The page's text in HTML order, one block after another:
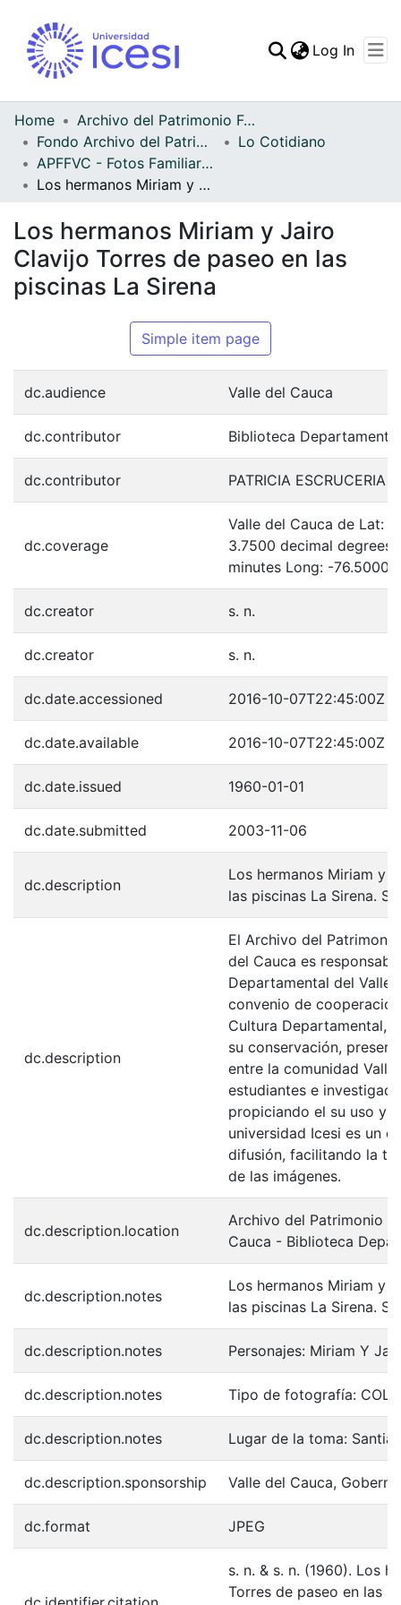
Statistics
Log In
Home
Archivo del Patrimonio Fotográfico y Fílmico del Valle del Cauca
Fondo Archivo del Patrimonio Fotográfico y Fílmico del Valle del Cauca
Lo Cotidiano
APFFVC - Fotos Familiares - Patrimonial
Los hermanos Miriam y Jairo Clavijo Torres de paseo en las piscinas La Sirena
Los hermanos Miriam y Jairo
Clavijo Torres de paseo en las
piscinas La Sirena
Simple item page
dc.audience Valle del Cauca
dc.contributor Biblioteca
dc.contributor PATRICIA ESCRUCERIA
dc.coverage
Valle del Cauca de Lat:
3.7500 decimal degrees
minutes Long: -76.5000
dc.creator s. n.
dc.creator s. n.
dc.date.accessioned 2016-10-07T22:45:00Z
dc.date.available 2016-10-07T22:45:00Z
dc.date.issued 1960-01-01
dc.date.submitted 2003-11-06
dc.description
Los hermanos Miriam y
las piscinas La Sirena.
dc.description
El Archivo del
del Cauca es
Departamental del Valle
convenio de
Cultura Departamental,
su conservación,
entre la comunidad
estudiantes e
propiciando el su uso y
universidad Icesi es un
difusión, facilitando la
de las imágenes.
dc.description.location
Archivo del Patrimonio
Cauca - Biblioteca
dc.description.notes
Los hermanos Miriam y
las piscinas La Sirena.
dc.description.notes Personajes: Miriam Y
dc.description.notes Tipo de fotografía:
dc.description.notes Lugar de la toma:
dc.description.sponsorship Valle del Cauca,
dc.format JPEG
s. n. & s. n. (1960). Los
Torres de paseo en las